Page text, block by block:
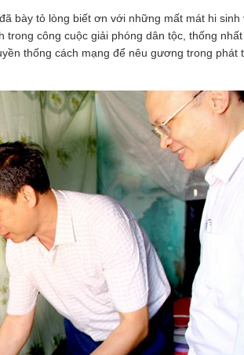
bày tỏ lòng biết ơn với những mất mát hi sinh
công cuộc giải phóng dân tộc, thống
thống cách mạng để nêu gương trong phát